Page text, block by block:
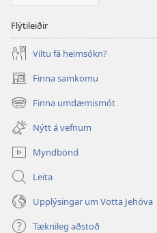
Flýtileiðir
Viltu fá heimsókn?
Finna samkomu
(opnast
í
nýjum
glugga)
Finna umdæmismót
(opnast
nýjum
glugga)
Nýtt á vefnum
Myndbönd
Leita
Upplýsingar um Votta Jehóva
Tæknileg aðstoð